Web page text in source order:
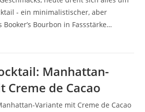
- ein minimalistischer, aber
Bourbon in Fassstärke…
Manhattan-
Creme de Cacao
Variante mit Creme de Cacao